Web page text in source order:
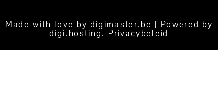
Made with love by digimaster.be | Powered by
digi.hosting. Privacybeleid